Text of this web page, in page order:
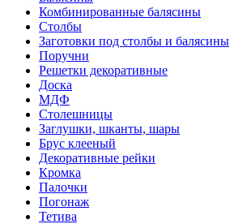
Комбинированные балясины
Столбы
Заготовки под столбы и балясины
Поручни
Решетки декоративные
Доска
МДФ
Столешницы
Заглушки, шканты, шары
Брус клееный
Декоративные рейки
Кромка
Палочки
Погонаж
Тетива